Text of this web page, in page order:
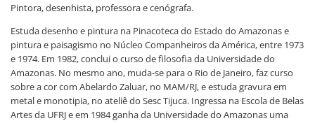
Pintora, desenhista, professora e cenógrafa.
Estuda desenho e pintura na Pinacoteca do Estado do Amazonas e
pintura e paisagismo no Núcleo Companheiros da América, entre 1973
e 1974. Em 1982, conclui o curso de filosofia da Universidade do
Amazonas. No mesmo ano, muda-se para o Rio de Janeiro, faz curso
sobre a cor com Abelardo Zaluar, no MAM/RJ, e estuda gravura em
metal e monotipia, no ateliê do Sesc Tijuca. Ingressa na Escola de Belas
Artes da UFRJ e em 1984 ganha da Universidade do Amazonas uma